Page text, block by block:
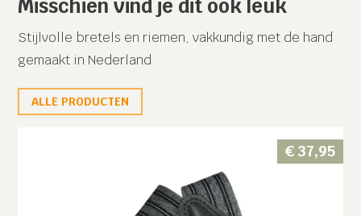
Misschien vind je dit ook leuk
Stijlvolle bretels en riemen, vakkundig met de hand
gemaakt in Nederland
ALLE PRODUCTEN
€37,95